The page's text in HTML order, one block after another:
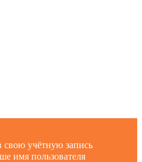
свою учётную запись
имя пользователя